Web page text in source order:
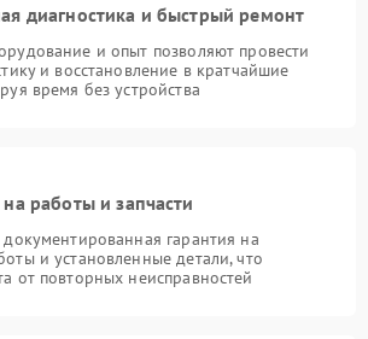
диагностика и быстрый ремонт
и опыт позволяют провести
и восстановление в кратчайшие
время без устройства
на работы и запчасти
документированная гарантия на
и установленные детали, что
от повторных неисправностей